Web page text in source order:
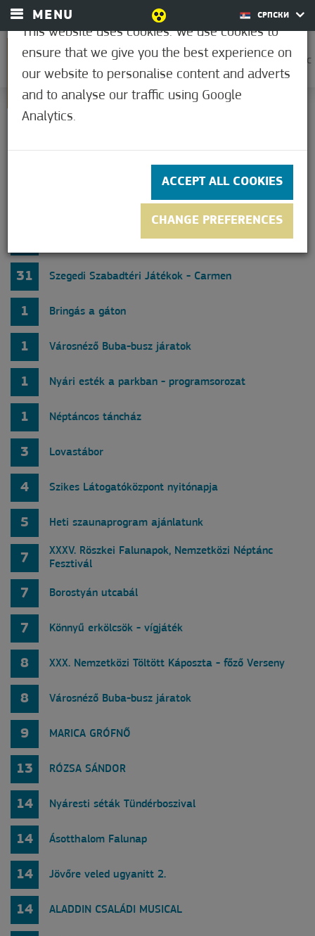
MENU СРПСКИ
37,2°C
PROGRAMOK,
RENDEZVÉNYEK
АВГУСТ
Heti szaunaprogram ajánlatunk
31 Szegedi Szabadtéri Játékok - Carmen
1 Bringás a gáton
1 Városnéző Buba-busz járatok
1 Nyári esték a parkban - programsorozat
1 Néptáncos táncház
3 Lovastábor
4 Szikes Látogatóközpont nyitónapja
5 Heti szaunaprogram ajánlatunk
7
XXXV. Röszkei Falunapok, Nemzetközi Néptánc
Fesztivál
7 Borostyán utcabál
7 Könnyű erkölcsök - vígjáték
8 XXX. Nemzetközi Töltött Káposzta - főző Verseny
8 Városnéző Buba-busz járatok
9 MARICA GRÓFNŐ
13 RÓZSA SÁNDOR
14 Nyáresti séták Tündérboszival
14 Ásotthalom Falunap
14 Jövőre veled ugyanitt 2.
14 ALADDIN CSALÁDI MUSICAL
This website uses cookies. We use cookies to
ensure that we give you the best experience on
our website to personalise content and adverts
and to analyse our traffic using Google
Analytics.
ACCEPT ALL COOKIES
CHANGE PREFERENCES